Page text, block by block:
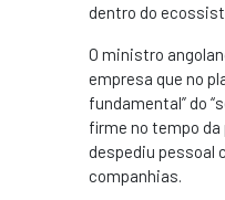
dentro do
O ministro
empresa que no
fundamental” do
firme no tempo da
despediu pessoal
companhias.